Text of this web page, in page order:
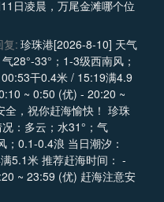
日凌晨，万尾金滩哪个位
复: 珍珠港[2026-8-10] 天气
28°-33°；1-3级西南风；
干0.4米 / 15:19满4.9
~ 0:50 (优) - 20:20 ~
祝你赶海愉快！ 珍珠
：多云；水31°；气
；0.1-0.4浪 当日潮汐：
5.1米 推荐赶海时间： -
~ 23:59 (优) 赶海注意安